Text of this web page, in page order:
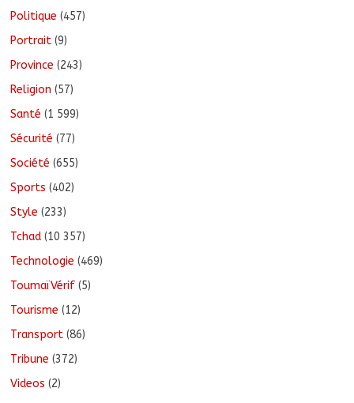
Politique (457)
Portrait (9)
Province (243)
Religion (57)
Santé (1 599)
Sécurité (77)
Société (655)
Sports (402)
Style (233)
Tchad (10 357)
Technologie (469)
ToumaïVérif (5)
Tourisme (12)
Transport (86)
Tribune (372)
Videos (2)